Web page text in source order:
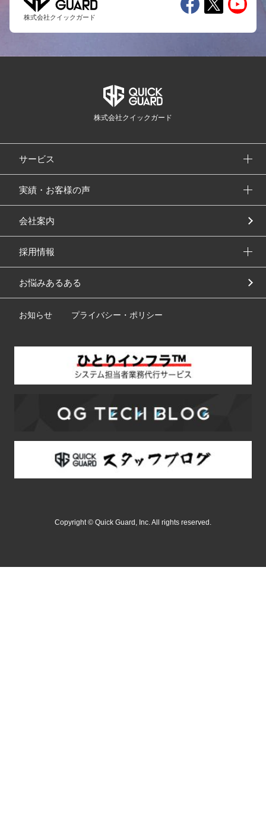
株式会社クイックガード
株式会社クイックガード
サービス
実績・お客様の声
会社案内
採用情報
お悩みあるある
お知らせ プライバシー・ポリシー
Copyright © Quick Guard, Inc. All rights reserved.